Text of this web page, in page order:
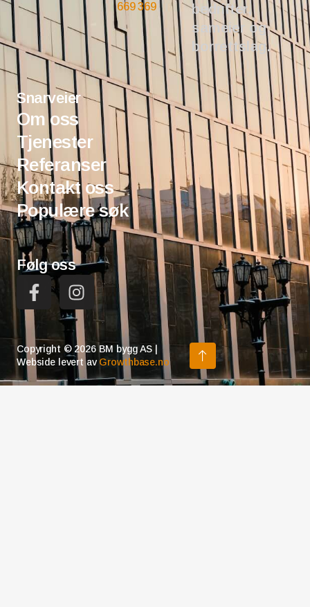
669 369
bedrifter,
sameier og
borrettslag.
Snarveier
Om oss
Tjenester
Referanser
Kontakt oss
Populære søk
Følg oss
Copyright © 2026 BM bygg AS |
Webside levert av Growthbase.no